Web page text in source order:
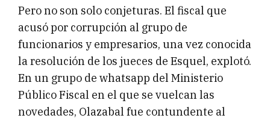
Pero no son solo conjeturas. El fiscal que
acusó por corrupción al grupo de
funcionarios y empresarios, una vez conocida
la resolución de los jueces de Esquel, explotó.
En un grupo de whatsapp del Ministerio
Público Fiscal en el que se vuelcan las
novedades, Olazabal fue contundente al